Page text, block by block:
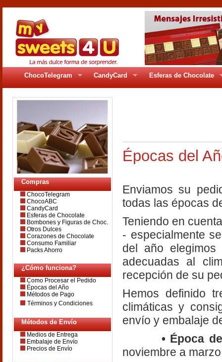
ChocoTelegram CandyCard Esferas de Chocolate
Compras
ChocoTelegram
ChocoABC
CandyCard
Esferas de Chocolate
Bombones y Figuras de Choc.
Otros Dulces
Corazones de Chocolate
Consumo Familiar
Packs Ahorro
¿Cómo funciona?
Como Procesar el Pedido
Épocas del Año
Métodos de Pago
Términos y Condiciones
Métodos de Envío
Medios de Entrega
Embalaje de Envío
Precios de Envío
Épocas del
Enviamos su
todas las épocas
Teniendo en
- especialmente
del año
adecuadas al
recepción de su
Hemos definido
climáticas y
envío y embalaje
• Época
noviembre a marzo